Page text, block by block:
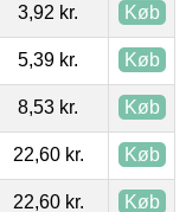
3,92 kr. Køb
5,39 kr. Køb
8,53 kr. Køb
22,60 kr. Køb
22,60 kr. Køb